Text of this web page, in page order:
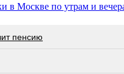
в Москве по утрам и
пенсию